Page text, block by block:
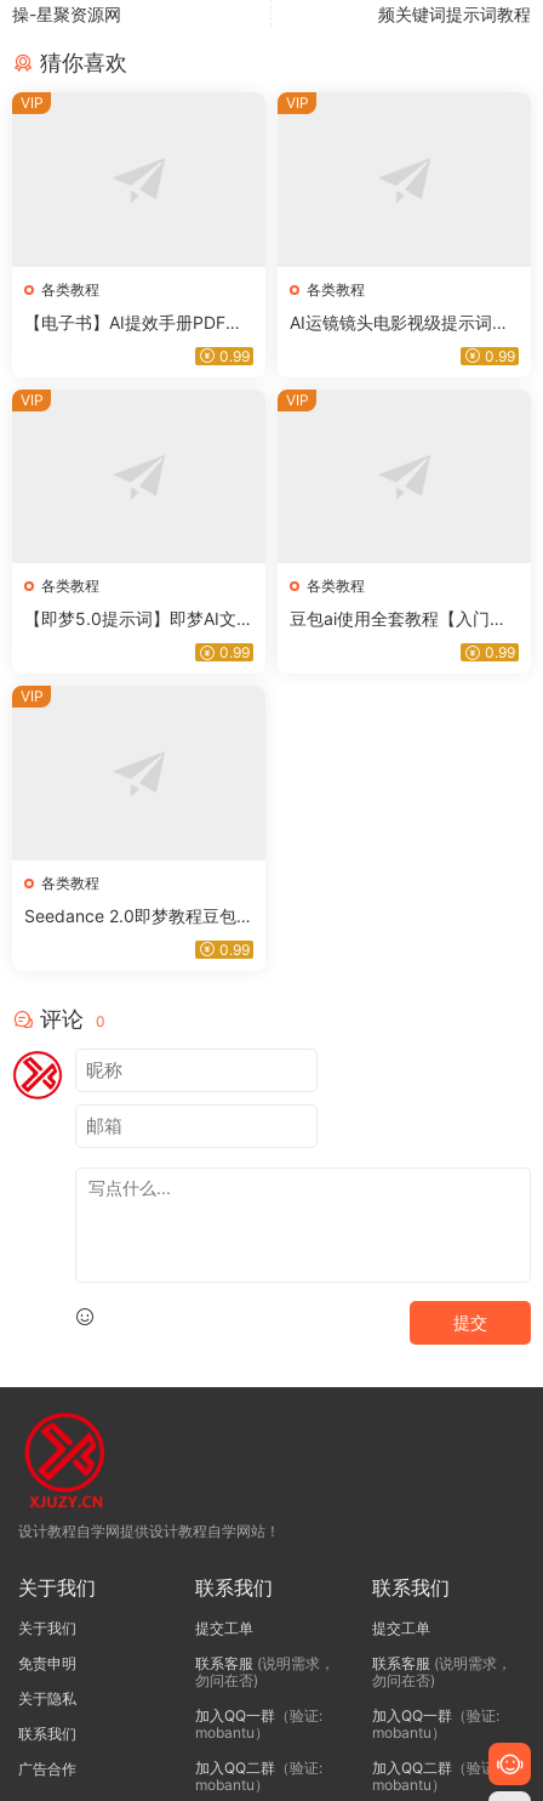
操-星聚资源网
频关键词提示词教程
猜你喜欢
各类教程
【电子书】AI提效手册PDF电
子版 豆包/即梦/剪映/飞书/扣
子/5合1实操指南从入门到精通
视频+PDF
0.99
VIP
各类教程
AI运镜镜头电影视级提示词视
频教程AI制作短视频快速入门
0.99
VIP
各类教程
【即梦5.0提示词】即梦AI文字
生成图片提示词描述词运镜分
镜头视频关键词提示词教程
0.99
VIP
各类教程
豆包ai使用全套教程【入门到
精通】新手必学/提示词指令大
0.99
VIP
各类教程
Seedance 2.0即梦教程豆包AI
制作短视频提示词分镜模板教
0.99
VIP
评论 0
提交
设计教程自学网提供设计教程自学网站！
关于我们
关于我们
免责申明
关于隐私
联系我们
广告合作
联系我们
提交工单
联系客服 (说明需求，
勿问在否)
加入QQ一群（验证:
mobantu）
加入QQ二群（验证:
mobantu）
联系我们
提交工单
联系客服 (说明需求，
勿问在否)
加入QQ一群（验证:
mobantu）
加入QQ二群（验证:
mobantu）